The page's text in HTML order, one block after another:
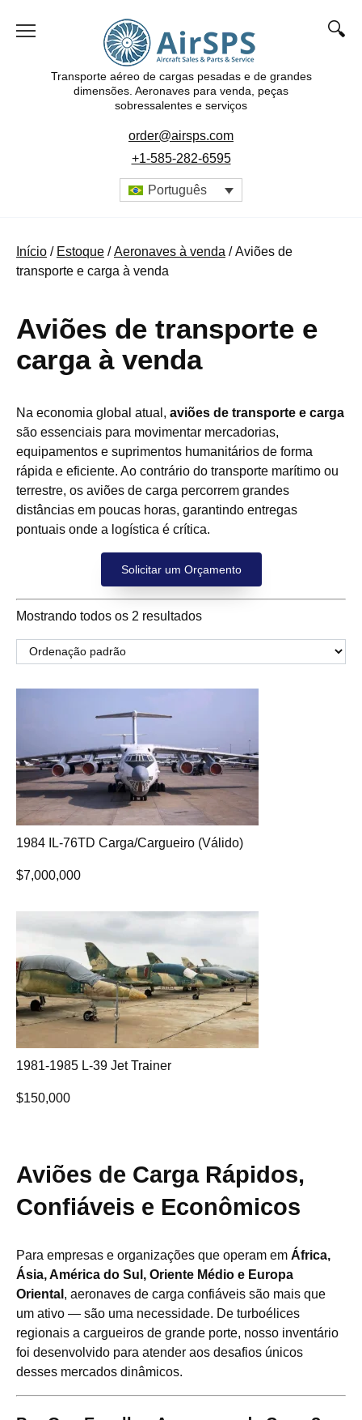
para
Transporte aéreo de cargas pesadas e de grandes
dimensões. Aeronaves para venda, peças
sobressalentes e serviços
order@airsps.com
+1-585-282-6595
Português
Início / Estoque /Aeronaves à venda / Aviões de
transporte e carga à venda
Aviões de transporte e
carga à venda
Na economia global atual, aviões de transporte e carga
são essenciais para movimentar mercadorias,
equipamentos e suprimentos humanitários de forma
rápida e eficiente. Ao contrário do transporte marítimo ou
terrestre, os aviões de carga percorrem grandes
distâncias em poucas horas, garantindo entregas
pontuais onde a logística é crítica.
Solicitar um Orçamento
Mostrando todos os 2 resultados
1984 IL-76TD Carga/Cargueiro (Válido)
$7,000,000
1981-1985 L-39 Jet Trainer
$150,000
Aviões de Carga Rápidos,
Confiáveis e Econômicos
Para empresas e organizações que operam em África,
Ásia, América do Sul, Oriente Médio e Europa
Oriental , aeronaves de carga confiáveis são mais que
um ativo — são uma necessidade. De turboélices
regionais a cargueiros de grande porte, nosso inventário
foi desenvolvido para atender aos desafios únicos
desses mercados dinâmicos.